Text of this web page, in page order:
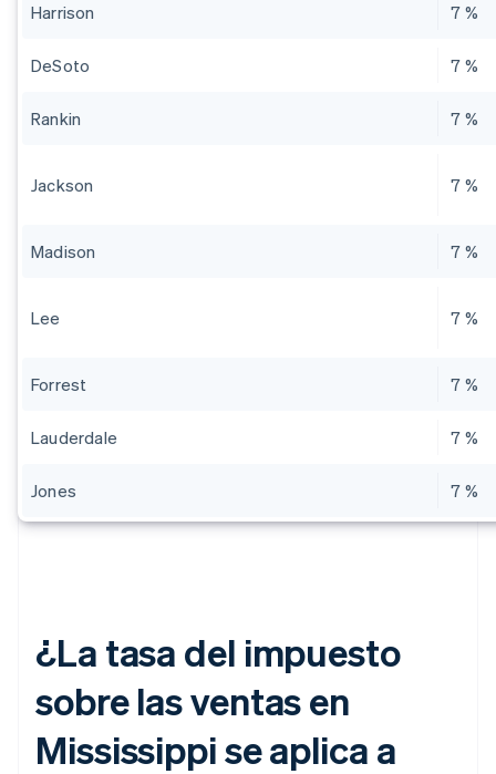
Harrison 7 %
DeSoto 7 %
Rankin 7 %
Jackson 7 %
Madison 7 %
Lee 7 %
Forrest 7 %
Lauderdale 7 %
Jones 7 %
¿La tasa del impuesto
sobre las ventas en
Mississippi se aplica a